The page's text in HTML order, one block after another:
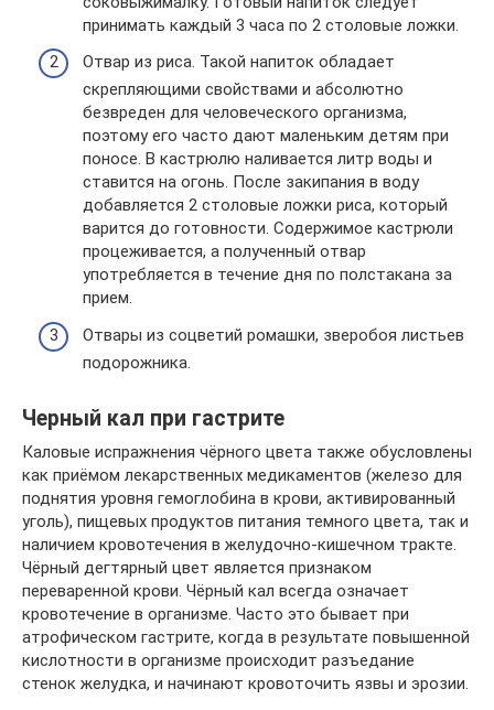
принимать каждый 3 часа по 2 столовые ложки.
Отвар из риса. Такой напиток обладает
скрепляющими свойствами и абсолютно
безвреден для человеческого организма,
поэтому его часто дают маленьким детям при
поносе. В кастрюлю наливается литр воды и
ставится на огонь. После закипания в воду
добавляется 2 столовые ложки риса, который
варится до готовности. Содержимое кастрюли
процеживается, а полученный отвар
употребляется в течение дня по полстакана за
прием.
Отвары из соцветий ромашки, зверобоя листьев
подорожника.
Черный кал при гастрите
Каловые испражнения чёрного цвета также обусловлены
как приёмом лекарственных медикаментов (железо для
поднятия уровня гемоглобина в крови, активированный
уголь), пищевых продуктов питания темного цвета, так и
наличием кровотечения в желудочно-кишечном тракте.
Чёрный дегтярный цвет является признаком
переваренной крови. Чёрный кал всегда означает
кровотечение в организме. Часто это бывает при
атрофическом гастрите, когда в результате повышенной
кислотности в организме происходит разъедание
стенок желудка, и начинают кровоточить язвы и эрозии.